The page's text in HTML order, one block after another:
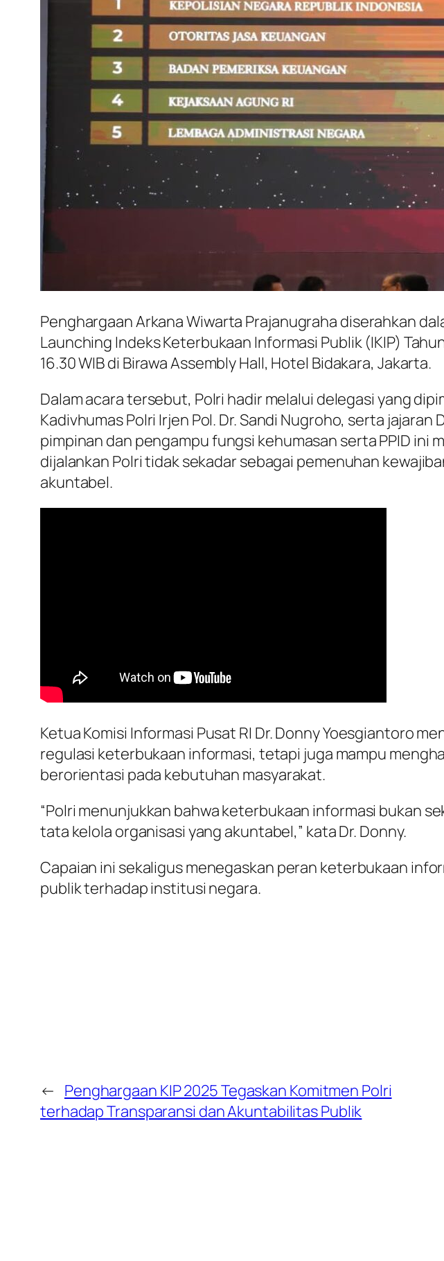
Penghargaan Arkana Wiwarta Prajanugraha diserahkan
Launching Indeks Keterbukaan Informasi Publik (IKIP)
16.30 WIB di Birawa Assembly Hall, Hotel Bidakara, Jakarta.
Dalam acara tersebut, Polri hadir melalui delegasi yang
Kadivhumas Polri Irjen Pol. Dr. Sandi Nugroho, serta
pimpinan dan pengampu fungsi kehumasan serta PPID
dijalankan Polri tidak sekadar sebagai pemenuhan
akuntabel.
Ketua Komisi Informasi Pusat RI Dr. Donny Yoesgiantoro
regulasi keterbukaan informasi, tetapi juga mampu
berorientasi pada kebutuhan masyarakat.
“Polri menunjukkan bahwa keterbukaan informasi bukan
tata kelola organisasi yang akuntabel,” kata Dr. Donny.
Capaian ini sekaligus menegaskan peran keterbukaan
publik terhadap institusi negara.
← Penghargaan KIP 2025 Tegaskan Komitmen Polri
terhadap Transparansi dan Akuntabilitas Publik